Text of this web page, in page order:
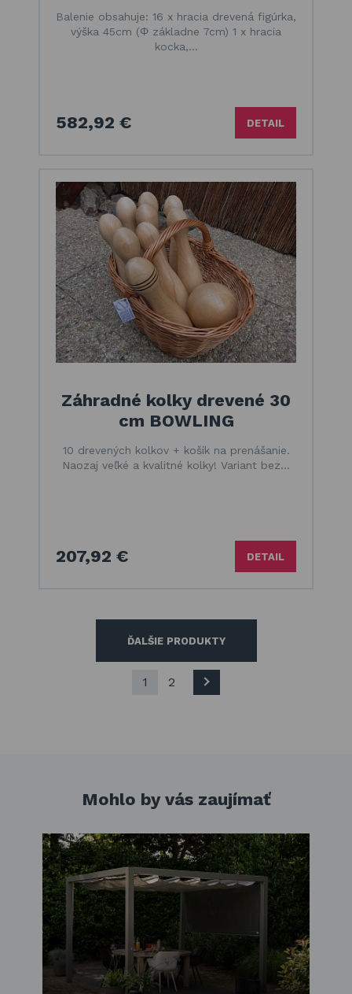
Balenie obsahuje: 16 x hracia drevená figúrka,
výška 45cm (Φ základne 7cm) 1 x hracia
kocka,…
582,92 € DETAIL
Záhradné kolky drevené 30
cm BOWLING
10 drevených kolkov + košík na prenášanie.
Naozaj veľké a kvalitné kolky! Variant bez…
207,92 € DETAIL
ĎALŠIE PRODUKTY
1 2
Mohlo by vás zaujímať